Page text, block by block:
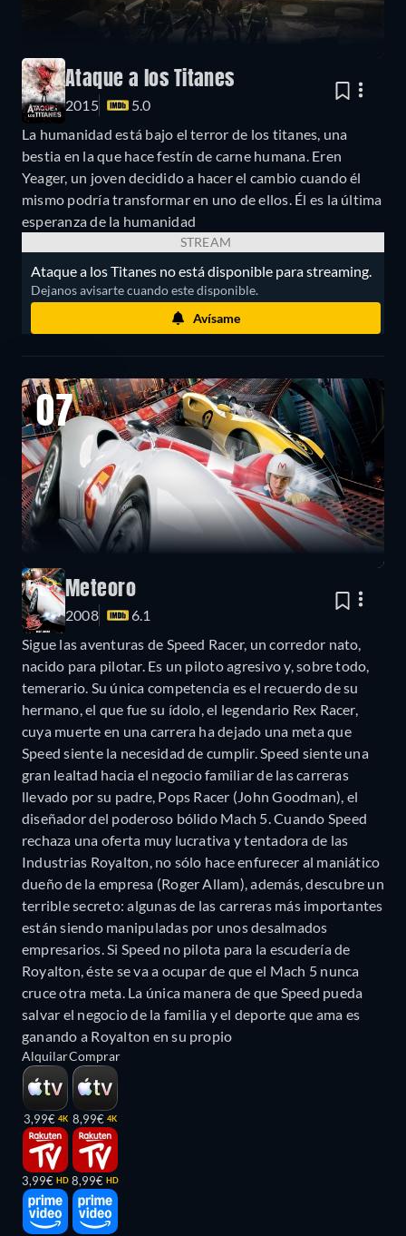
Ataque a los Titanes
2015
5.0
La humanidad está bajo el terror de los titanes, una
bestia en la que hace festín de carne humana. Eren
Yeager, un joven decidido a hacer el cambio cuando él
mismo podría transformar en uno de ellos. Él es la última
esperanza de la humanidad
STREAM
Ataque a los Titanes no está disponible para streaming.
Dejanos avisarte cuando este disponible.
Avísame
07
Meteoro
2008
6.1
Sigue las aventuras de Speed Racer, un corredor nato,
nacido para pilotar. Es un piloto agresivo y, sobre todo,
temerario. Su única competencia es el recuerdo de su
hermano, el que fue su ídolo, el legendario Rex Racer,
cuya muerte en una carrera ha dejado una meta que
Speed siente la necesidad de cumplir. Speed siente una
gran lealtad hacia el negocio familiar de las carreras
llevado por su padre, Pops Racer (John Goodman), el
diseñador del poderoso bólido Mach 5. Cuando Speed
rechaza una oferta muy lucrativa y tentadora de las
Industrias Royalton, no sólo hace enfurecer al maniático
dueño de la empresa (Roger Allam), además, descubre un
terrible secreto: algunas de las carreras más importantes
están siendo manipuladas por unos desalmados
empresarios. Si Speed no pilota para la escudería de
Royalton, éste se va a ocupar de que el Mach 5 nunca
cruce otra meta. La única manera de que Speed pueda
salvar el negocio de la familia y el deporte que ama es
ganando a Royalton en su propio
Alquilar
3,99€ 4K
3,99€ HD
Comprar
8,99€ 4K
8,99€ HD